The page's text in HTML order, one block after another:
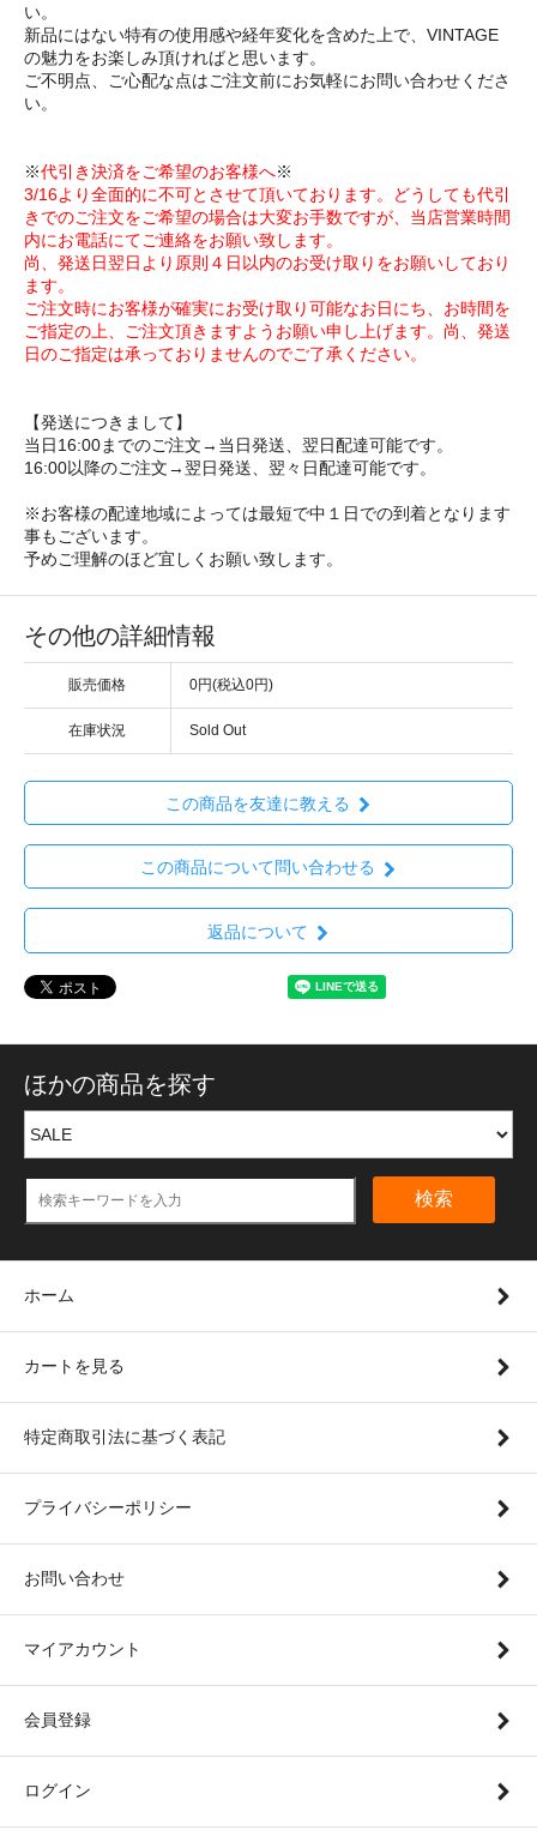
い。
新品にはない特有の使用感や経年変化を含めた上で、VINTAGE
の魅力をお楽しみ頂ければと思います。
ご不明点、ご心配な点はご注文前にお気軽にお問い合わせくださ
い。
※代引き決済をご希望のお客様へ※
3/16より全面的に不可とさせて頂いております。どうしても代引
きでのご注文をご希望の場合は大変お手数ですが、当店営業時間
内にお電話にてご連絡をお願い致します。
尚、発送日翌日より原則４日以内のお受け取りをお願いしており
ます。
ご注文時にお客様が確実にお受け取り可能なお日にち、お時間を
ご指定の上、ご注文頂きますようお願い申し上げます。尚、発送
日のご指定は承っておりませんのでご了承ください。
【発送につきまして】
当日16:00までのご注文→当日発送、翌日配達可能です。
16:00以降のご注文→翌日発送、翌々日配達可能です。
※お客様の配達地域によっては最短で中１日での到着となります
事もございます。
予めご理解のほど宜しくお願い致します。
その他の詳細情報
販売価格 0円(税込0円)
在庫状況 Sold Out
この商品を友達に教える
この商品について問い合わせる
返品について
ほかの商品を探す
検索
ホーム
カートを見る
特定商取引法に基づく表記
プライバシーポリシー
お問い合わせ
マイアカウント
会員登録
ログイン